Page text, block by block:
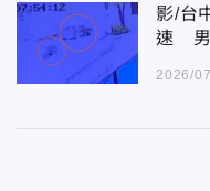
影/台
速 男
2026/